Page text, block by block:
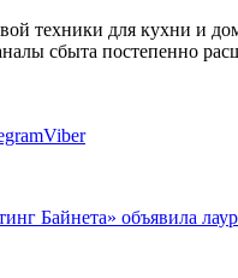
техники для кухни и
сбыта постепенно
Viber
Байнета» объявила